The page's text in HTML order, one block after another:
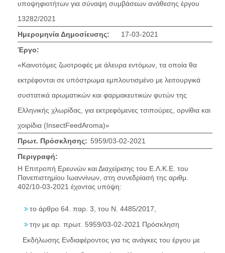
υποψηφιοτήτων για σύναψη συμβάσεων ανάθεσης έργου
13282/2021
Ημερομηνία Δημοσίευσης:
17-03-2021
Έργο:
«Καινοτόμες ζωοτροφές με άλευρα εντόμων, τα οποία θα
εκτρέφονται σε υπόστρωμα εμπλουτισμένο με λειτουργικά
συστατικά αρωματικών και φαρμακευτικών φυτών της
Ελληνικής χλωρίδας, για εκτρεφόμενες τσιπούρες, ορνίθια και
χοιρίδια (InsectFeedAroma)»
Πρωτ. Πρόσκλησης: 5959/03-02-2021
Περιγραφή:
Η Επιτροπή Ερευνών και Διαχείρισης του Ε.Λ.Κ.Ε. του
Πανεπιστημίου Ιωαννίνων, στη συνεδρίασή της αριθμ.
402/10-03-2021 έχοντας υπόψη:
το άρθρο 64. παρ. 3, του Ν. 4485/2017,
την με αρ. πρωτ. 5959/03-02-2021 Πρόσκληση
Εκδήλωσης Ενδιαφέροντος για τις ανάγκες του έργου με